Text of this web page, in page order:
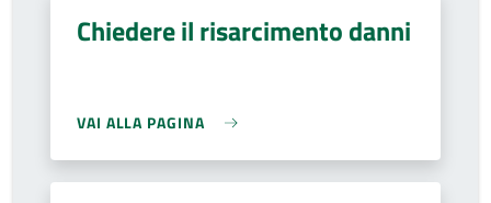
Chiedere il risarcimento danni
VAI ALLA PAGINA